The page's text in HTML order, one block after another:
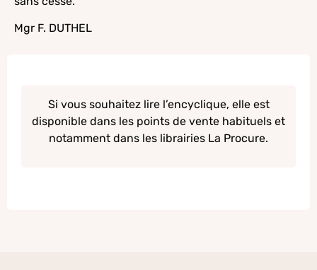
Mgr F. DUTHEL
Si vous souhaitez lire l’encyclique, elle est
disponible dans les points de vente habituels et
notamment dans les librairies La Procure.